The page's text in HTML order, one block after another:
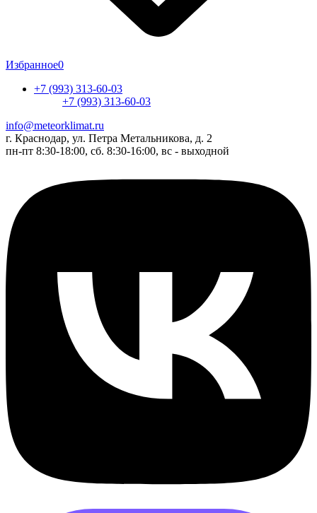
Избранное0
+7 (993) 313-60-03
+7 (993) 313-60-03
info@meteorklimat.ru
г. Краснодар, ул. Петра Метальникова, д. 2
пн-пт 8:30-18:00, сб. 8:30-16:00, вс - выходной